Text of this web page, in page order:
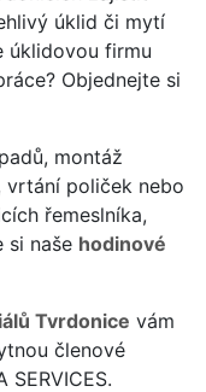
úklid či mytí
úklidovou firmu
Objednejte si
montáž
vrtání poliček nebo
řemeslníka,
si naše hodinové
Tvrdonice vám
členové